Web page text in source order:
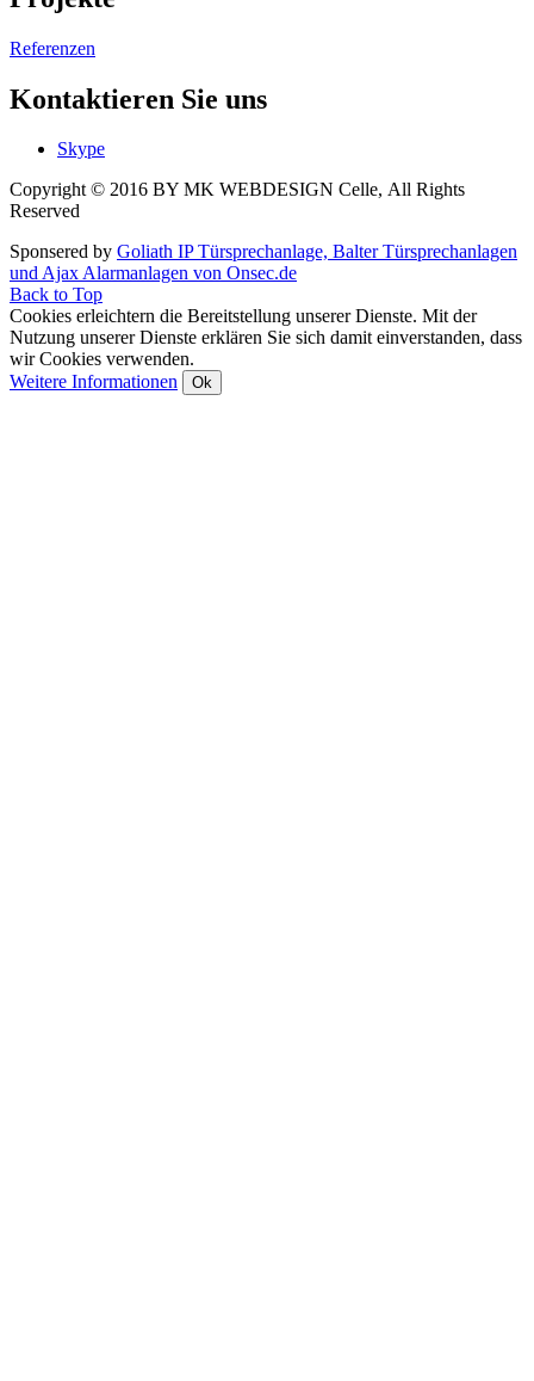
Referenzen
Kontaktieren Sie uns
Skype
Copyright © 2016 BY MK WEBDESIGN Celle, All Rights
Reserved
Sponsered by Goliath IP Türsprechanlage, Balter Türsprechanlagen
und Ajax Alarmanlagen von Onsec.de
Back to Top
Cookies erleichtern die Bereitstellung unserer Dienste. Mit der
Nutzung unserer Dienste erklären Sie sich damit einverstanden, dass
wir Cookies verwenden.
Weitere Informationen
Ok